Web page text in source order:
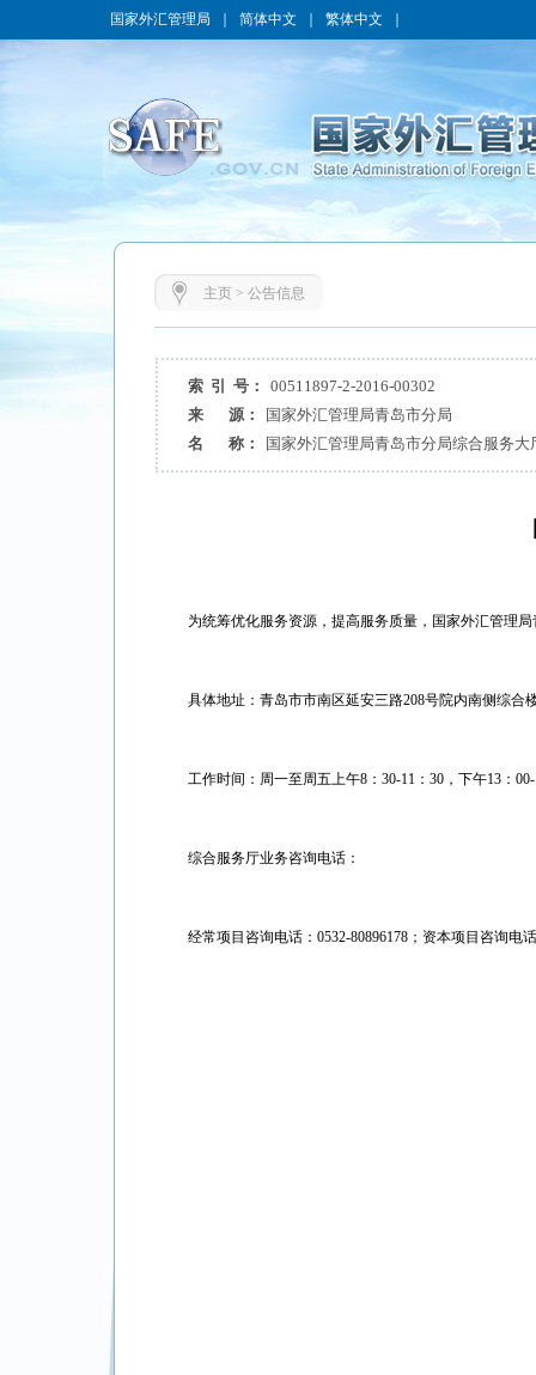
国家外汇管理局 简体中文 繁体中文
主页> 公告信息
索 引 号：
00511897-2-2016-00302
来 源：
国家外汇管理局青岛市分局
名 称：
国家外汇管理局青岛市分局综合服务大
为统筹优化服务资源，提高服务质量，国家外汇管理
具体地址：青岛市市南区延安三路208号院内南侧综合
工作时间：周一至周五上午8：30-11：30，下午13：
综合服务厅业务咨询电话：
经常项目咨询电话：0532-80896178；资本项目咨询电